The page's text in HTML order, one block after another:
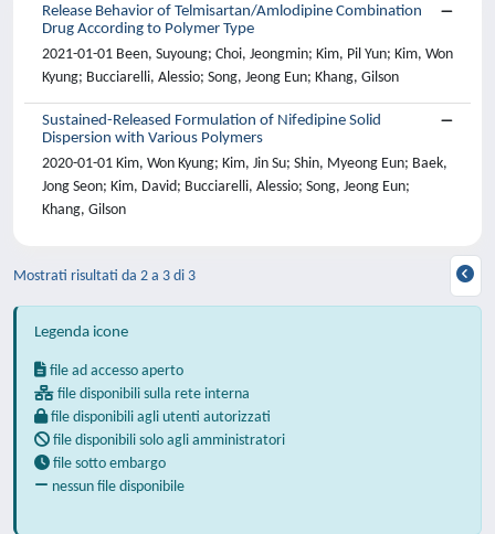
Release Behavior of Telmisartan/Amlodipine Combination
Drug According to Polymer Type
2021-01-01 Been, Suyoung; Choi, Jeongmin; Kim, Pil Yun; Kim, Won
Kyung; Bucciarelli, Alessio; Song, Jeong Eun; Khang, Gilson
Sustained-Released Formulation of Nifedipine Solid
Dispersion with Various Polymers
2020-01-01 Kim, Won Kyung; Kim, Jin Su; Shin, Myeong Eun; Baek,
Jong Seon; Kim, David; Bucciarelli, Alessio; Song, Jeong Eun;
Khang, Gilson
Mostrati risultati da 2 a 3 di 3
Legenda icone
file ad accesso aperto
file disponibili sulla rete interna
file disponibili agli utenti autorizzati
file disponibili solo agli amministratori
file sotto embargo
nessun file disponibile